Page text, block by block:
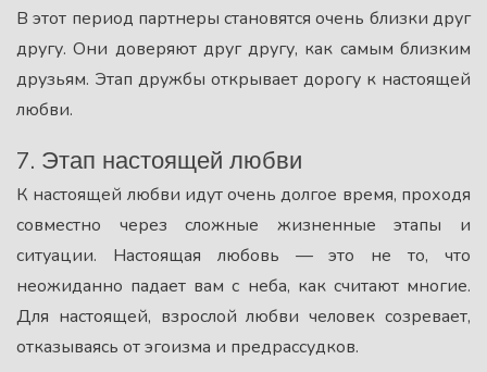
В этот период партнеры становятся очень близки друг
другу. Они доверяют друг другу, как самым близким
друзьям. Этап дружбы открывает дорогу к настоящей
любви.
7. Этап настоящей любви
К настоящей любви идут очень долгое время, проходя
совместно через сложные жизненные этапы и
ситуации. Настоящая любовь — это не то, что
неожиданно падает вам с неба, как считают многие.
Для настоящей, взрослой любви человек созревает,
отказываясь от эгоизма и предрассудков.